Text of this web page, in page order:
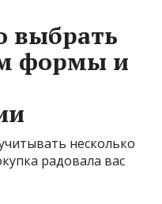
выбрать
формы и
несколько
радовала вас